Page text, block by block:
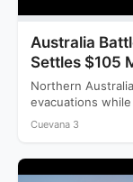
Australia
Settles $105
Northern
evacuations
settle a…
Cuevana 3